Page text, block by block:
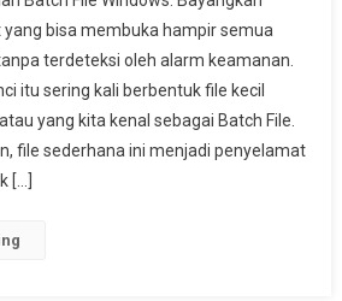
Keamanan
Batch
File
Windows
bisa membuka hampir semua
terdeteksi oleh alarm keamanan.
itu sering kali berbentuk file kecil
yang kita kenal sebagai Batch File.
file sederhana ini menjadi penyelamat
[…]